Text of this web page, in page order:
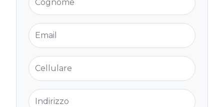
Email
Cellulare
Indirizzo